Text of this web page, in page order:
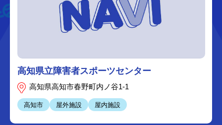
高知県立障害者スポーツセンター
高知県高知市春野町内ノ谷1-1
高知市 屋外施設 屋内施設